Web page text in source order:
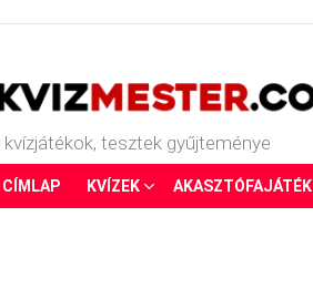
kvízjátékok, tesztek gyűjteménye
CÍMLAP KVÍZEK AKASZTÓFAJÁTÉK